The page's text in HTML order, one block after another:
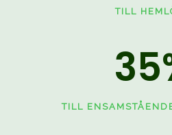
TILL
35
TILL